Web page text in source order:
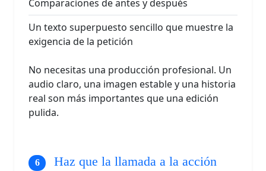
Comparaciones de antes y después
Un texto superpuesto sencillo que muestre la
exigencia de la petición
No necesitas una producción profesional. Un
audio claro, una imagen estable y una historia
real son más importantes que una edición
pulida.
Haz que la llamada a la acción